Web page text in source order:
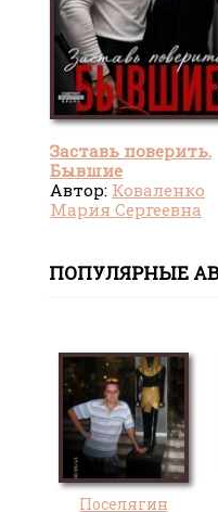
Заставь поверить.
Бывшие
Автор: Коваленко
Мария Сергеевна
ПОПУЛЯРНЫЕ
Поселягин